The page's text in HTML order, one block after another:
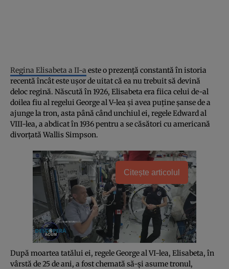
Regina Elisabeta a II-a este o prezență constantă în istoria
recentă încât este ușor de uitat că ea nu trebuit să devină
deloc regină. Născută în 1926, Elisabeta era fiica celui de-al
doilea fiu al regelui George al V-lea și avea puține șanse de a
ajunge la tron, asta până când unchiul ei, regele Edward al
VIII-lea, a abdicat în 1936 pentru a se căsători cu americană
divorțată Wallis Simpson.
Citește articolul
După moartea tatălui ei, regele George al VI-lea, Elisabeta, în
vârstă de 25 de ani, a fost chemată să-și asume tronul,